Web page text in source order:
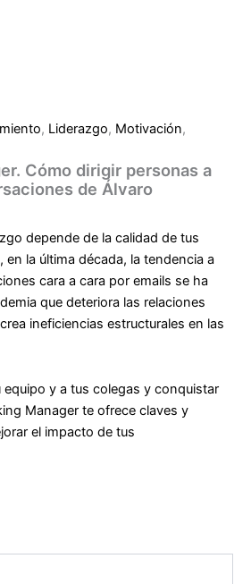
, Liderazgo, Motivación,
Cómo dirigir personas a
de Álvaro
depende de la calidad de tus
la última década, la tendencia a
cara a cara por emails se ha
que deteriora las relaciones
ineficiencias estructurales en las
equipo y a tus colegas y conquistar
Manager te ofrece claves y
el impacto de tus